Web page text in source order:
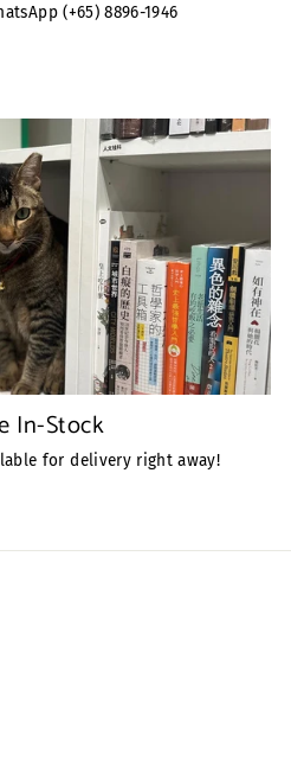
(+65) 8896-1946
In-Stock
for delivery right away!